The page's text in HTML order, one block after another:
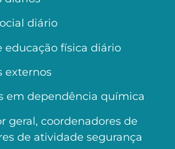
diário
educação física diário
externos
em dependência química
geral, coordenadores de
de atividade segurança